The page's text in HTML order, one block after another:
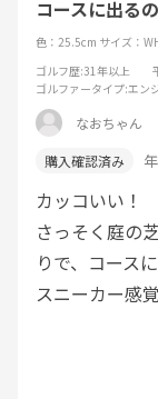
コースに出る
色：25.5cm サイズ：
ゴルフ歴:31年以上
ゴルファータイプ:エン
なおちゃん
カッコいい！
さっそく庭の
りで、コース
スニーカー感